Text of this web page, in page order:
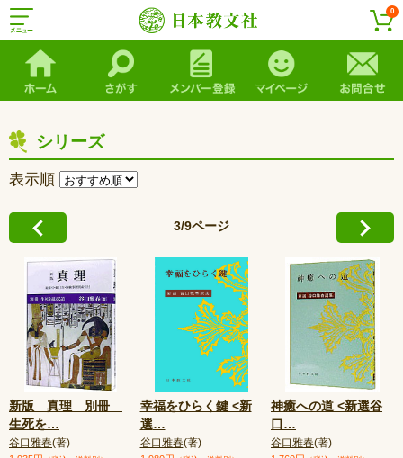
0
シリーズ
表示順
3/9ページ
新版 真理 別冊
生死を…
谷口雅春(著)
幸福をひらく鍵 <新
選…
谷口雅春(著)
神癒への道 <新選谷
口…
谷口雅春(著)